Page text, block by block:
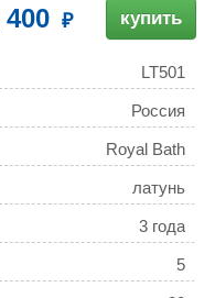
400 купить
LT501
Россия
Royal Bath
латунь
3 года
5